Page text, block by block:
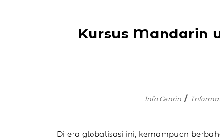
Kursus Mandarin
Info Cenrin
Di era globalisasi ini, kemampuan